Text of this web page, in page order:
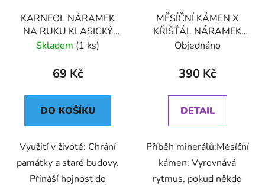
KARNEOL NÁRAMEK
NA RUKU KLASICKÝ
(UNISEX)
Skladem (1 ks)
69 Kč
DO KOŠÍKU
Využití v životě: Chrání
památky a staré budovy.
Přináší hojnost do
MĚSÍČNÍ KÁMEN X
KŘIŠŤÁL NÁRAMEK
NA RUKU KORÁLKOVÝ
Objednáno
390 Kč
DETAIL
Příběh minerálů:Měsíční
kámen: Vyrovnává
rytmus, pokud někdo